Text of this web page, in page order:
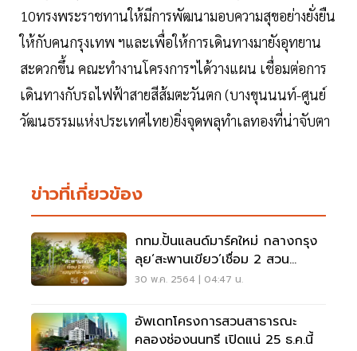
10ทรงพระราชทานให้มีการพัฒนามอบความสุขอย่างยั่งยืน
ให้กับคนกรุงเทพ ฯและเพื่อให้การเดินทางมายังอุทยาน
สะดวกขึ้น คณะทำงานโครงการฯได้วางแผน เชื่อมต่อการ
เดินทางกับรถไฟฟ้าสายสีส้มตะวันตก (บางขุนนนท์-ศูนย์
วัฒนธรรมแห่งประเทศไทย)ยิ่งจุดพลุทำเลทองที่น่าจับตา
ข่าวที่เกี่ยวข้อง
กทม.ปั้นแลนด์มาร์คใหม่ กลางกรุง
ลุย‘สะพานเขียว’เชื่อม 2 สวน
"เบญจกิติ-ลุมพินี
30 พ.ค. 2564 | 04:47 น.
อัพเดทโครงการสวนสาธารณะ
คลองช่องนนทรี เปิดแน่ 25 ธ.ค.นี้